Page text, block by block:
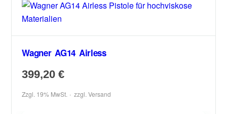
Wagner AG14 Airless
399,20€
Zzgl. 19% MwSt. zzgl.Versand